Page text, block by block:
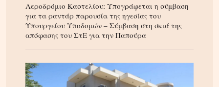
Αεροδρόμιο Καστελίου: Υπογράφεται η σύμβαση
για τα ραντάρ παρουσία της ηγεσίας του
Υπουργείου Υποδομών – Σύμβαση στη σκιά της
απόφασης του ΣτΕ για την Παπούρα